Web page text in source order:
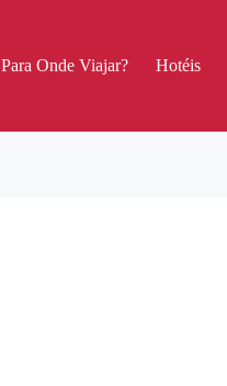
Para Onde Viajar? Hotéis